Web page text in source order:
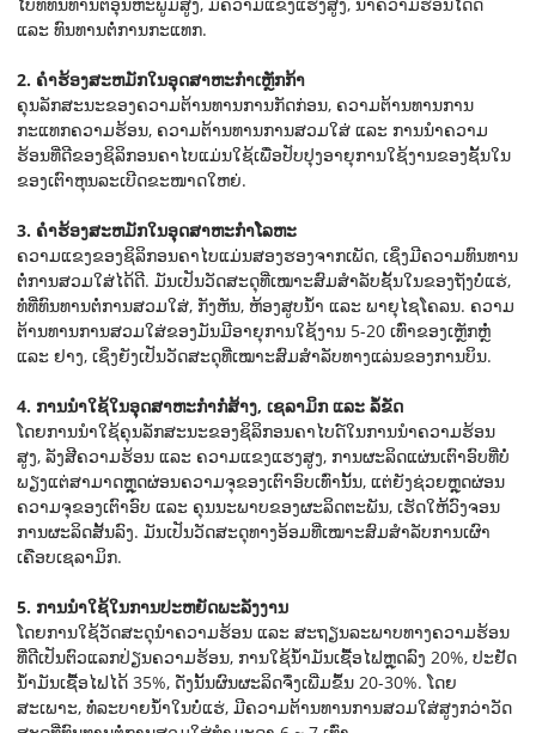
ແລະ ທົນທານຕໍ່ການກະແທກ.
2. ຄໍາຮ້ອງສະຫມັກໃນອຸດສາຫະກໍາເຫຼັກກ້າ
ຄຸນລັກສະນະຂອງຄວາມຕ້ານທານການກັດກ່ອນ, ຄວາມຕ້ານທານການ
ກະແທກຄວາມຮ້ອນ, ຄວາມຕ້ານທານການສວມໃສ່ ແລະ ການນຳຄວາມ
ຮ້ອນທີ່ດີຂອງຊິລິກອນຄາໄບແມ່ນໃຊ້ເພື່ອປັບປຸງອາຍຸການໃຊ້ງານຂອງຊັ້ນໃນ
ຂອງເຕົາຫຸນລະເບີດຂະໜາດໃຫຍ່.
3. ຄໍາຮ້ອງສະຫມັກໃນອຸດສາຫະກໍາໂລຫະ
ຄວາມແຂງຂອງຊິລິກອນຄາໄບແມ່ນສອງຮອງຈາກເພັດ, ເຊິ່ງມີຄວາມທົນທານ
ຕໍ່ການສວມໃສ່ໄດ້ດີ. ມັນເປັນວັດສະດຸທີ່ເໝາະສົມສຳລັບຊັ້ນໃນຂອງຖັງບໍ່ແຮ່,
ທໍ່ທີ່ທົນທານຕໍ່ການສວມໃສ່, ກັງຫັນ, ຫ້ອງສູບນ້ຳ ແລະ ພາຍຸໄຊໂຄລນ. ຄວາມ
ຕ້ານທານການສວມໃສ່ຂອງມັນມີອາຍຸການໃຊ້ງານ 5-20 ເທົ່າຂອງເຫຼັກຫຼໍ່
ແລະ ຢາງ, ເຊິ່ງຍັງເປັນວັດສະດຸທີ່ເໝາະສົມສຳລັບທາງແລ່ນຂອງການບິນ.
4. ການນຳໃຊ້ໃນອຸດສາຫະກຳກໍ່ສ້າງ, ເຊລາມິກ ແລະ ລໍ້ຂັດ
ໂດຍການນໍາໃຊ້ຄຸນລັກສະນະຂອງຊິລິກອນຄາໄບດ໌ໃນການນໍາຄວາມຮ້ອນ
ສູງ, ລັງສີຄວາມຮ້ອນ ແລະ ຄວາມແຂງແຮງສູງ, ການຜະລິດແຜ່ນເຕົາອົບທີ່ບໍ່
ພຽງແຕ່ສາມາດຫຼຸດຜ່ອນຄວາມຈຸຂອງເຕົາອົບເທົ່ານັ້ນ, ແຕ່ຍັງຊ່ວຍຫຼຸດຜ່ອນ
ຄວາມຈຸຂອງເຕົາອົບ ແລະ ຄຸນນະພາບຂອງຜະລິດຕະພັນ, ເຮັດໃຫ້ວົງຈອນ
ການຜະລິດສັ້ນລົງ. ມັນເປັນວັດສະດຸທາງອ້ອມທີ່ເໝາະສົມສໍາລັບການເຜົາ
ເຄືອບເຊລາມິກ.
5. ການນຳໃຊ້ໃນການປະຫຍັດພະລັງງານ
ໂດຍການໃຊ້ວັດສະດຸນຳຄວາມຮ້ອນ ແລະ ສະຖຽນລະພາບທາງຄວາມຮ້ອນ
ທີ່ດີເປັນຕົວແລກປ່ຽນຄວາມຮ້ອນ, ການໃຊ້ນໍ້າມັນເຊື້ອໄຟຫຼຸດລົງ 20%, ປະຢັດ
ນໍ້າມັນເຊື້ອໄຟໄດ້ 35%, ດັ່ງນັ້ນຜົນຜະລິດຈຶ່ງເພີ່ມຂຶ້ນ 20-30%. ໂດຍ
ສະເພາະ, ທໍ່ລະບາຍນໍ້າໃນບໍ່ແຮ່, ມີຄວາມຕ້ານທານການສວມໃສ່ສູງກວ່າວັດ